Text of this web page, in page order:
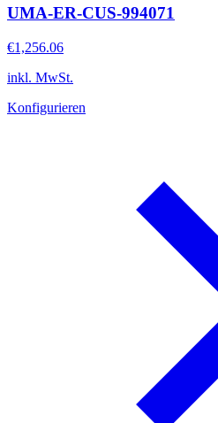
UMA-ER-CUS-994071
€1,256.06
inkl. MwSt.
Konfigurieren